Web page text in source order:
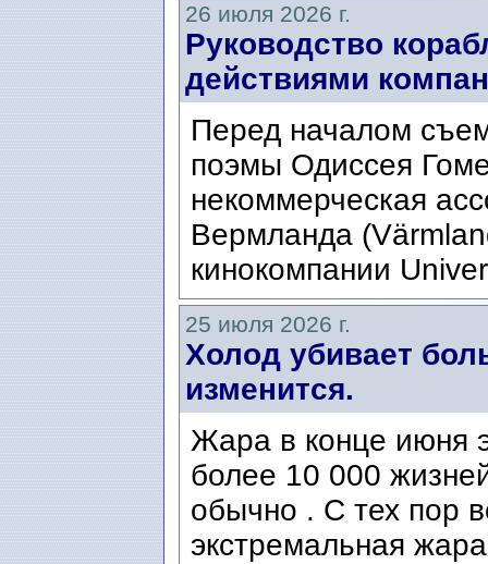
26 июля 2026 г.
Руководство
действиями
Перед началом
поэмы Одиссея
некоммерческая
Вермланда
кинокомпании
25 июля 2026 г.
Холод убивает
изменится.
Жара в конце июня
более 10 000
обычно . С тех пор
экстремальная